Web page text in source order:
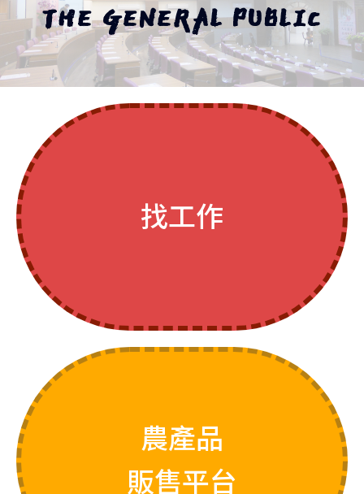
THE GENERAL PUBLIC
找工作
了解更多
農產品
販售平台